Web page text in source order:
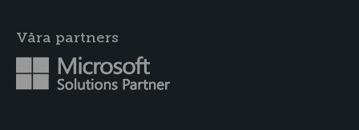
Våra partners